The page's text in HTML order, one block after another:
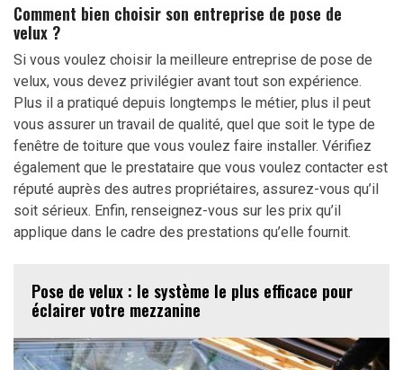
Comment bien choisir son entreprise de pose de
velux ?
Si vous voulez choisir la meilleure entreprise de pose de
velux, vous devez privilégier avant tout son expérience.
Plus il a pratiqué depuis longtemps le métier, plus il peut
vous assurer un travail de qualité, quel que soit le type de
fenêtre de toiture que vous voulez faire installer. Vérifiez
également que le prestataire que vous voulez contacter est
réputé auprès des autres propriétaires, assurez-vous qu’il
soit sérieux. Enfin, renseignez-vous sur les prix qu’il
applique dans le cadre des prestations qu’elle fournit.
Pose de velux : le système le plus efficace pour
éclairer votre mezzanine